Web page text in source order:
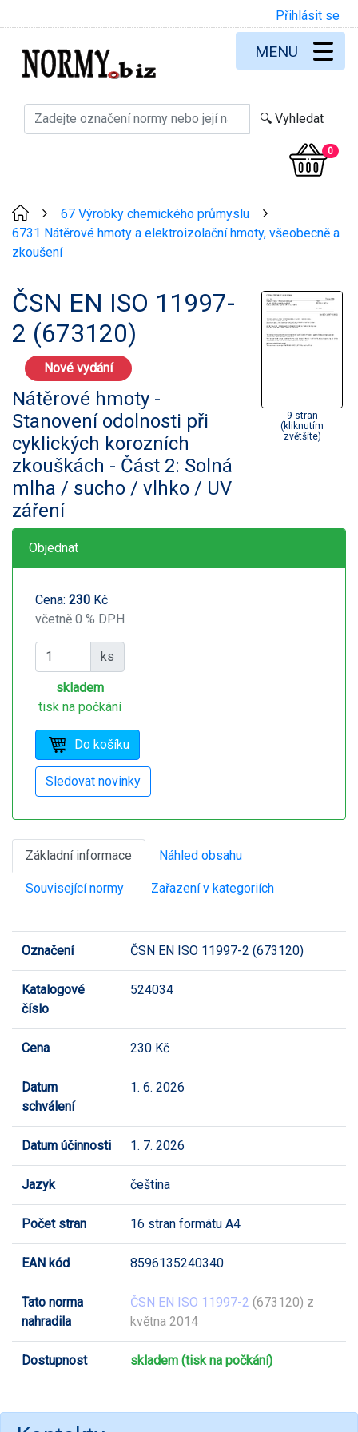
Přihlásit se
0
MENU
67 Výrobky chemického průmyslu
6731 Nátěrové hmoty a elektroizolační hmoty, všeobecně a
zkoušení
ČSN EN ISO 11997-
2 (673120)
Nové vydání
Nátěrové hmoty -
Stanovení odolnosti při
cyklických korozních
zkouškách - Část 2: Solná
mlha / sucho / vlhko / UV
záření
9 stran
(kliknutím
zvětšíte)
Objednat
Cena: 230 Kč
včetně 0 % DPH
ks
skladem
tisk na počkání
Základní informace Náhled obsahu
Související normy Zařazení v kategoriích
Označení ČSN EN ISO 11997-2 (673120)
Katalogové
číslo
524034
Cena 230 Kč
Datum
schválení
1. 6. 2026
Datum účinnosti 1. 7. 2026
Jazyk čeština
Počet stran 16 stran formátu A4
EAN kód 8596135240340
Tato norma
nahradila
ČSN EN ISO 11997-2 (673120) z
května 2014
Dostupnost skladem (tisk na počkání)